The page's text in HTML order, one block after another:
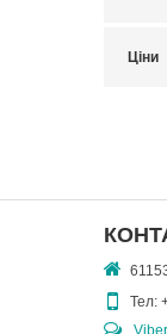
Ціни
Тел:
Viber